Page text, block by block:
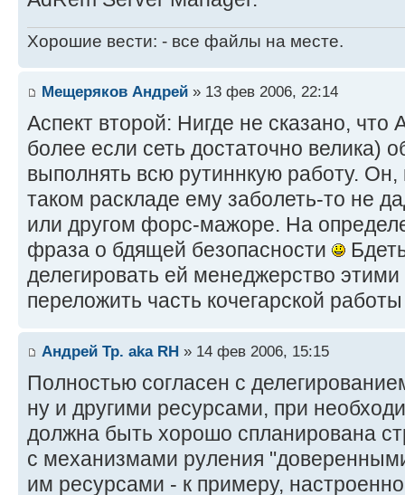
Хорошие вести: - все файлы на месте.
Мещеряков Андрей » 13 фев 2006, 22:14
Аспект второй: Нигде не сказано,
более если сеть достаточно велика)
выполнять всю рутиннкую работу. Он,
таком раскладе ему заболеть-то не
или другом форс-мажоре. На
фраза о бдящей безопасности
делегировать ей менеджерство
переложить часть кочегарской
Андрей Тр. aka RH » 14 фев 2006, 15:15
Полностью согласен с
ну и другими ресурсами, при
должна быть хорошо спланирована
с механизмами руления
им ресурсами - к примеру,